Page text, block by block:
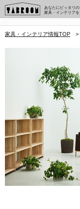
あなたにピッタリの
家具・インテリアを
家具・インテリア情報TOP >